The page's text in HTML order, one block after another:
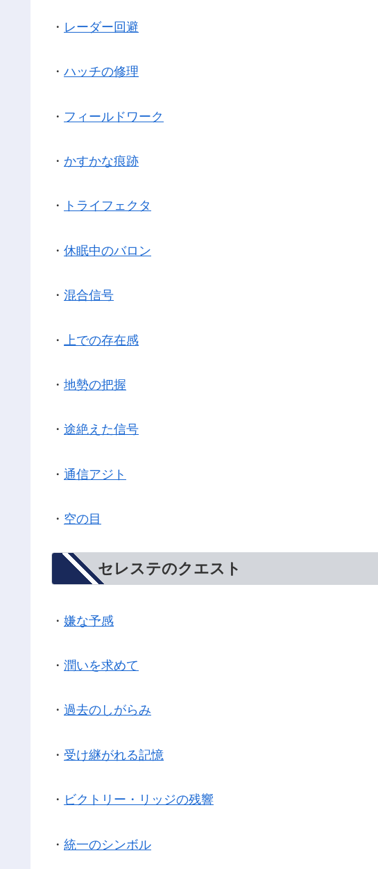
・ レーダー回避
・ ハッチの修理
・ フィールドワーク
・ かすかな痕跡
・ トライフェクタ
・ 休眠中のバロン
・ 混合信号
・ 上での存在感
・ 地勢の把握
・ 途絶えた信号
・ 通信アジト
・ 空の目
セレステのクエスト
・ 嫌な予感
・ 潤いを求めて
・ 過去のしがらみ
・ 受け継がれる記憶
・ ビクトリー・リッジの残響
・ 統一のシンボル